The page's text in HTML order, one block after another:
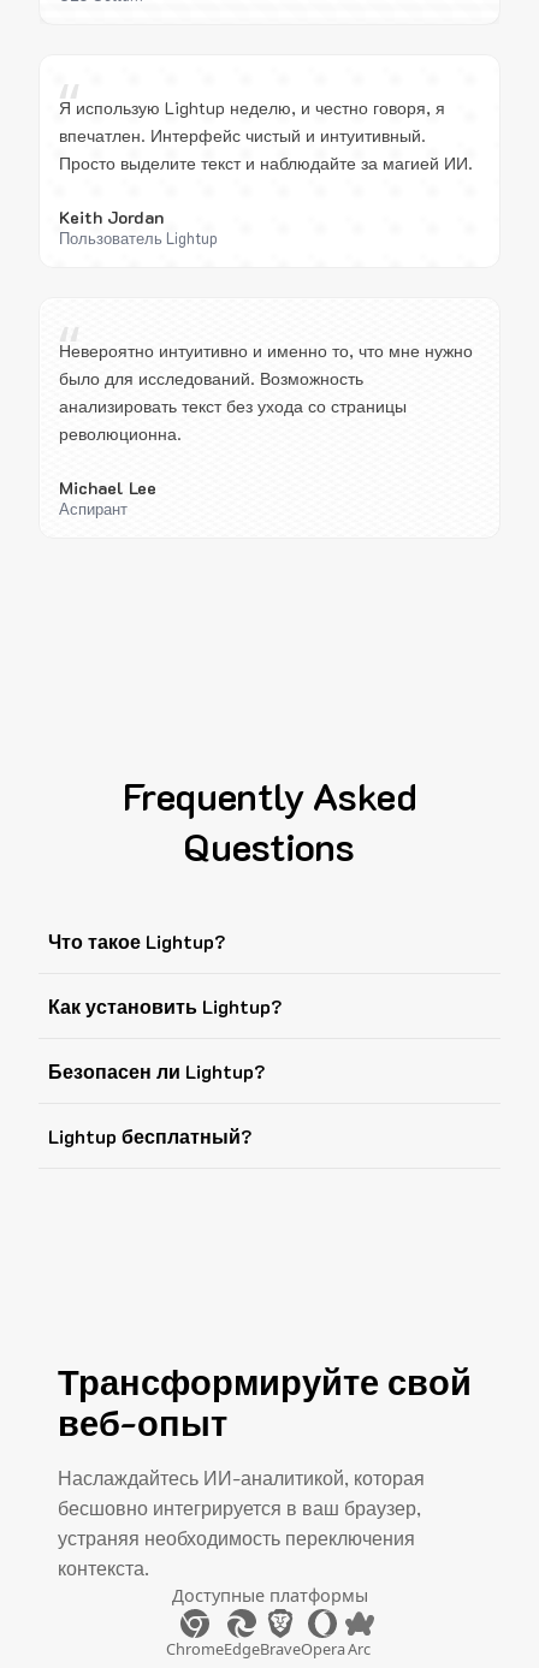
“
Я использую Lightup неделю, и честно говоря, я
впечатлен. Интерфейс чистый и интуитивный.
Просто выделите текст и наблюдайте за магией ИИ.
Keith Jordan
Пользователь Lightup
“
Невероятно интуитивно и именно то, что мне нужно
было для исследований. Возможность
анализировать текст без ухода со страницы
революционна.
Michael Lee
Аспирант
Frequently Asked
Questions
Что такое Lightup?
Как установить Lightup?
Безопасен ли Lightup?
Lightup бесплатный?
Трансформируйте свой
веб-опыт
Наслаждайтесь ИИ-аналитикой, которая
бесшовно интегрируется в ваш браузер,
устраняя необходимость переключения
контекста.
Доступные платформы
ChromeEdgeBraveOperaArc